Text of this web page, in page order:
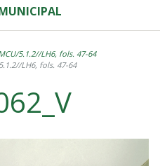
5.1.2//LH6, fols. 47-64
LH6, fols. 47-64